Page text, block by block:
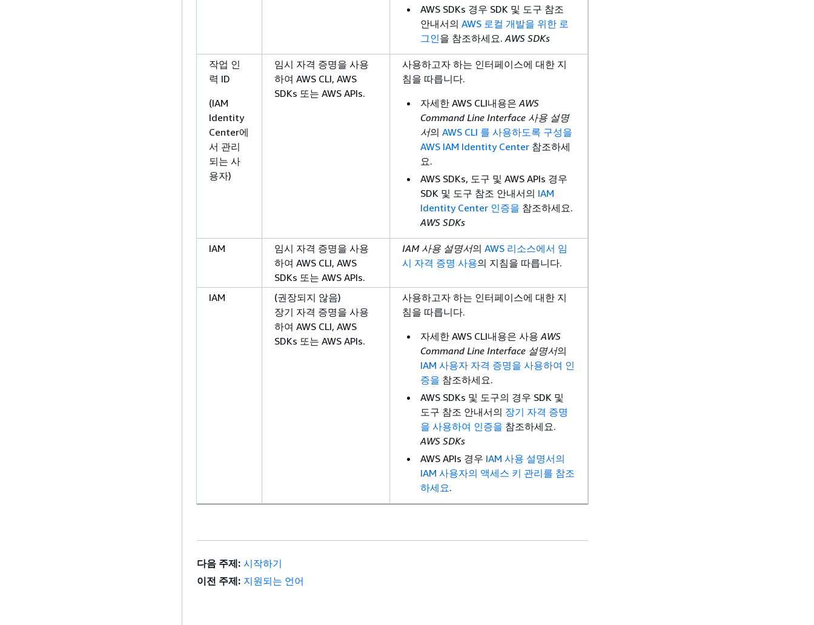
AWS SDKs 경우 SDK 및 도구 참조
안내서의 AWS 로컬 개발을 위한 로
그인을 참조하세요. AWS SDKs
작업 인
력 ID
(IAM
Identity
Center에
서 관리
되는 사
용자)
임시 자격 증명을 사용
하여 AWS CLI, AWS
SDKs 또는 AWS APIs.
사용하고자 하는 인터페이스에 대한 지
침을 따릅니다.
자세한 AWS CLI내용은 AWS
Command Line Interface 사용 설명
서의 AWS CLI 를 사용하도록 구성을
AWS IAM Identity Center 참조하세
요.
AWS SDKs, 도구 및 AWS APIs 경우
SDK 및 도구 참조 안내서의 IAM
Identity Center 인증을 참조하세요.
AWS SDKs
IAM
임시 자격 증명을 사용
하여 AWS CLI, AWS
SDKs 또는 AWS APIs.
IAM 사용 설명서의 AWS 리소스에서 임
시 자격 증명 사용의 지침을 따릅니다.
IAM
(권장되지 않음)
장기 자격 증명을 사용
하여 AWS CLI, AWS
SDKs 또는 AWS APIs.
사용하고자 하는 인터페이스에 대한 지
침을 따릅니다.
자세한 AWS CLI내용은 사용 AWS
Command Line Interface 설명서의
IAM 사용자 자격 증명을 사용하여 인
증을 참조하세요.
AWS SDKs 및 도구의 경우 SDK 및
도구 참조 안내서의 장기 자격 증명
을 사용하여 인증을 참조하세요.
AWS SDKs
AWS APIs 경우 IAM 사용 설명서의
IAM 사용자의 액세스 키 관리를 참조
하세요.
다음 주제: 시작하기
이전 주제: 지원되는 언어